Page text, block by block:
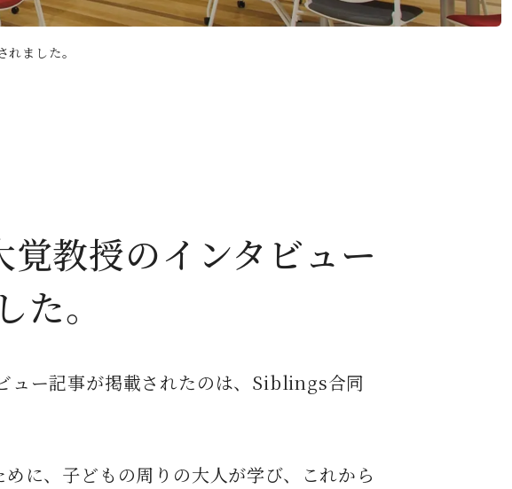
基礎学専攻）
ました。
覚教授のインタビュー
。
ュー記事が掲載されたのは、Siblings合同
に、子どもの周りの大人が学び、これから